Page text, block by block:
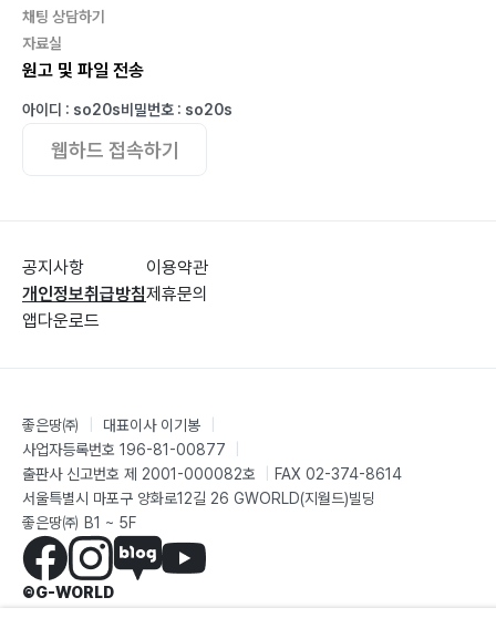
채팅 상담하기
자료실
원고 및 파일 전송
아이디 : so20s비밀번호 : so20s
웹하드 접속하기
공지사항
개인정보취급방침
앱다운로드
이용약관
제휴문의
좋은땅㈜ 대표이사 이기봉
사업자등록번호 196-81-00877
출판사 신고번호 제 2001-000082호
FAX 02-374-8614
서울특별시 마포구 양화로12길 26 GWORLD(지월드)빌딩
좋은땅㈜ B1 ~ 5F
©G-WORLD